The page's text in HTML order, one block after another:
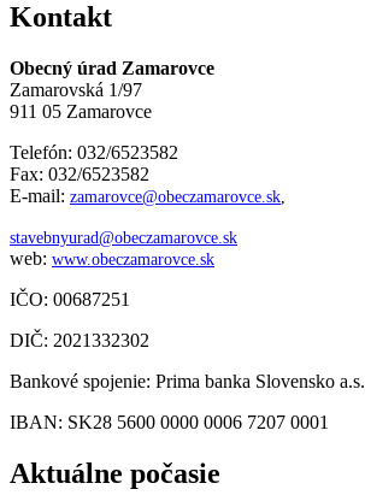
Kontakt
Obecný úrad Zamarovce
Zamarovská 1/97
911 05 Zamarovce
Telefón: 032/6523582
Fax: 032/6523582
E-mail: zamarovce@obeczamarovce.sk,
stavebnyurad@obeczamarovce.sk
web: www.obeczamarovce.sk
IČO: 00687251
DIČ: 2021332302
Bankové spojenie: Prima banka Slovensko a.s.
IBAN: SK28 5600 0000 0006 7207 0001
Aktuálne počasie